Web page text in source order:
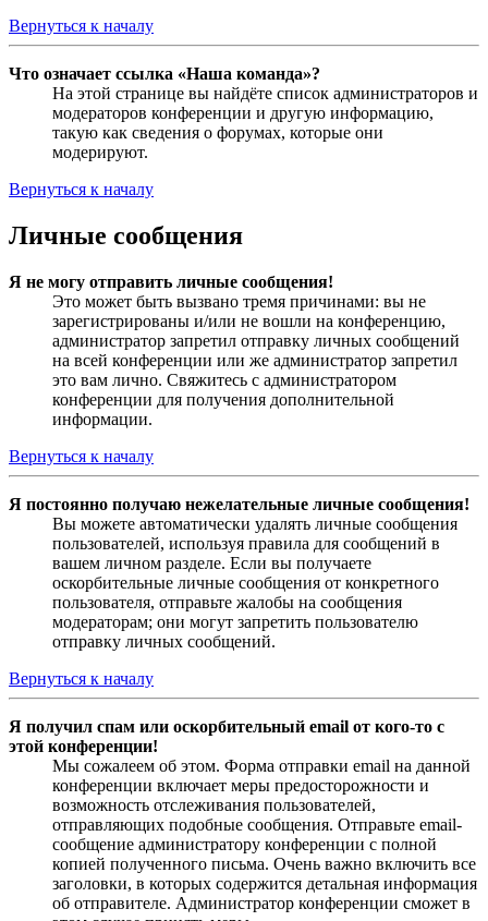
Вернуться к началу
Что означает ссылка «Наша команда»?
На этой странице вы найдёте список администраторов и
модераторов конференции и другую информацию,
такую как сведения о форумах, которые они
модерируют.
Вернуться к началу
Личные сообщения
Я не могу отправить личные сообщения!
Это может быть вызвано тремя причинами: вы не
зарегистрированы и/или не вошли на конференцию,
администратор запретил отправку личных сообщений
на всей конференции или же администратор запретил
это вам лично. Свяжитесь с администратором
конференции для получения дополнительной
информации.
Вернуться к началу
Я постоянно получаю нежелательные личные сообщения!
Вы можете автоматически удалять личные сообщения
пользователей, используя правила для сообщений в
вашем личном разделе. Если вы получаете
оскорбительные личные сообщения от конкретного
пользователя, отправьте жалобы на сообщения
модераторам; они могут запретить пользователю
отправку личных сообщений.
Вернуться к началу
Я получил спам или оскорбительный email от кого-то с
этой конференции!
Мы сожалеем об этом. Форма отправки email на данной
конференции включает меры предосторожности и
возможность отслеживания пользователей,
отправляющих подобные сообщения. Отправьте email-
сообщение администратору конференции с полной
копией полученного письма. Очень важно включить все
заголовки, в которых содержится детальная информация
об отправителе. Администратор конференции сможет в